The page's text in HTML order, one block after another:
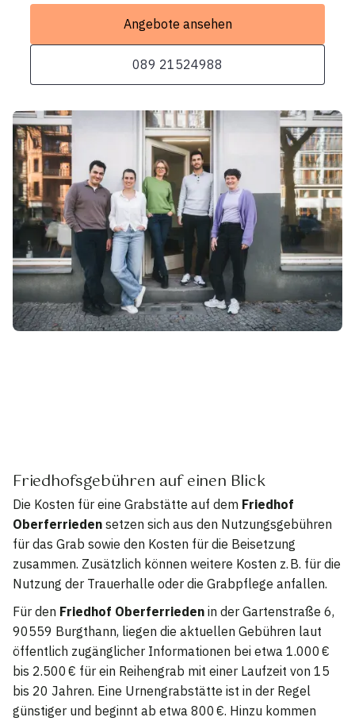
Angebote ansehen
089 21524988
Friedhofsgebühren auf einen Blick
Die Kosten für eine Grabstätte auf dem Friedhof
Oberferrieden setzen sich aus den Nutzungsgebühren
für das Grab sowie den Kosten für die Beisetzung
zusammen. Zusätzlich können weitere Kosten z. B. für die
Nutzung der Trauerhalle oder die Grabpflege anfallen.
Für den Friedhof Oberferrieden in der Gartenstraße 6,
90559 Burgthann, liegen die aktuellen Gebühren laut
öffentlich zugänglicher Informationen bei etwa 1.000 €
bis 2.500 € für ein Reihengrab mit einer Laufzeit von 15
bis 20 Jahren. Eine Urnengrabstätte ist in der Regel
günstiger und beginnt ab etwa 800 €. Hinzu kommen